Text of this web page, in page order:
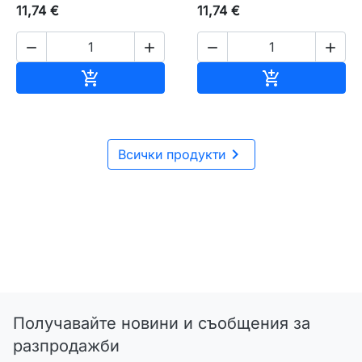
11,74 €
 

11,74 €
 

Всички продукти
Получавайте новини и съобщения за
разпродажби